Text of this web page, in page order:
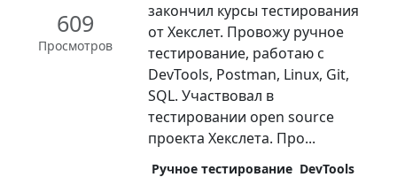
609
Просмотров
закончил курсы тестирования
от Хекслет. Провожу ручное
тестирование, работаю с
DevTools, Postman, Linux, Git,
SQL. Участвовал в
тестировании open source
проекта Хекслета. Про...
Ручное тестирование DevTools